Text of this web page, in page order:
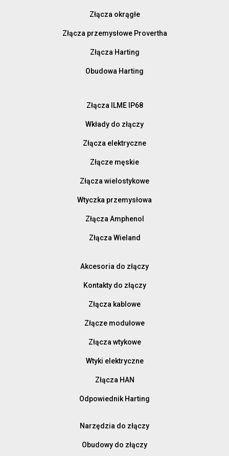
Złącza okrągłe
Złącza przemysłowe Provertha
Złącza Harting
Obudowa Harting
Złącza ILME IP68
Wkłady do złączy
Złącza elektryczne
Złącze męskie
Złącza wielostykowe
Wtyczka przemysłowa
Złącza Amphenol
Złącza Wieland
Akcesoria do złączy
Kontakty do złączy
Złącza kablowe
Złącze modułowe
Złącza wtykowe
Wtyki elektryczne
Złącza HAN
Odpowiednik Harting
Narzędzia do złączy
Obudowy do złączy